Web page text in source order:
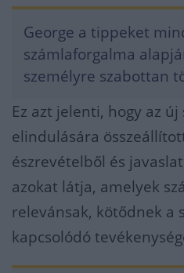
George a tippeket
számlaforgalma
személyre szabottan
Ez azt jelenti, hogy az
elindulására
észrevételből és
azokat látja, amelyek
relevánsak, kötődnek a
kapcsolódó